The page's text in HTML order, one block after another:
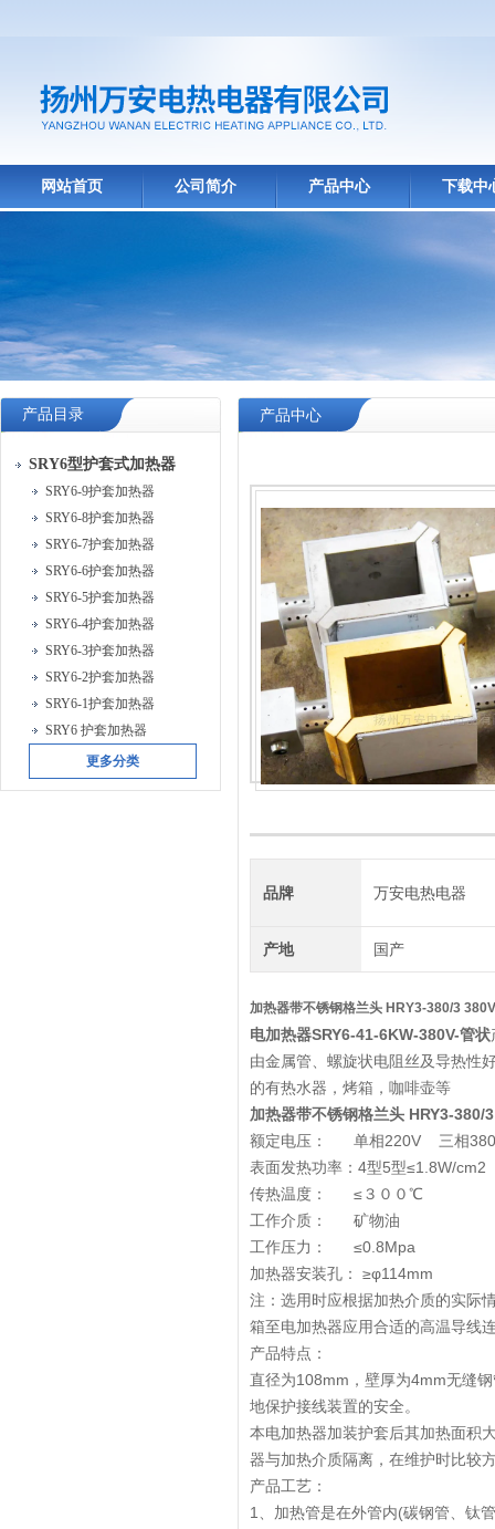
网站首页 公司简介 产品中心 下载中
产品目录
SRY6型护套式加热器
SRY6-9护套加热器
SRY6-8护套加热器
SRY6-7护套加热器
SRY6-6护套加热器
SRY6-5护套加热器
SRY6-4护套加热器
SRY6-3护套加热器
SRY6-2护套加热器
SRY6-1护套加热器
SRY6 护套加热器
更多分类
产品中心
品牌 万安电热电器
产地 国产
加热器带不锈钢格兰头 HRY3-380/3
电加热器SRY6-41-6KW-380V-管状
由金属管、螺旋状电阻丝及导热性
的有热水器，烤箱，咖啡壶等
加热器带不锈钢格兰头 HRY3-380/
额定电压： 单相220V 三相
表面发热功率：4型5型≤1.8W/
传热温度： ≤３００℃
工作介质： 矿物油
工作压力： ≤0.8Mpa
加热器安装孔： ≥φ114mm
注：选用时应根据加热介质的实际
箱至电加热器应用合适的高温导线
产品特点：
直径为108mm，壁厚为4mm无缝
地保护接线装置的安全。
本电加热器加装护套后其加热面积
器与加热介质隔离，在维护时比较
产品工艺：
1、加热管是在外管内(碳钢管、钛